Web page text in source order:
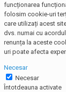
funcționarea
folosim cookie-uri
care utilizați acest
dvs. numai cu
renunța la aceste
uri poate afecta
Necesar
Necesar
Întotdeauna activate